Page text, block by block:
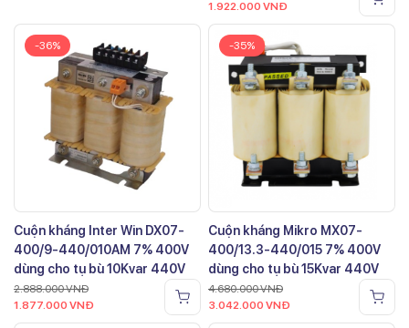
1.922.000 VNĐ
-36%
Cuộn kháng Inter Win DX07-
400/9-440/010AM 7% 400V
dùng cho tụ bù 10Kvar 440V
2.888.000VNĐ
1.877.000 VNĐ
-35%
Cuộn kháng Mikro MX07-
400/13.3-440/015 7% 400V
dùng cho tụ bù 15Kvar 440V
4.680.000VNĐ
3.042.000 VNĐ